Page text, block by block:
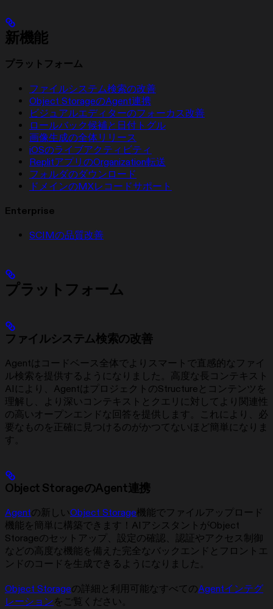
新機能
プラットフォーム
ファイルシステム検索の改善
Object StorageのAgent連携
ビジュアルエディターのフォーカス改善
ロールバック候補と日付トグル
画像生成の全体リリース
iOSのライブアクティビティ
ReplitアプリのOrganization転送
フォルダのダウンロード
ドメインのMXレコードサポート
Enterprise
SCIMの品質改善
プラットフォーム
ファイルシステム検索の改善
Agentはコードベース全体でよりスマートで直感的なファイ
ル検索を提供するようになりました。高度な長コンテキスト
AIにより、AgentはプロジェクトのStructureとコンテンツを
理解し、より深いコンテキストとクエリに対してより関連性
の高いオープンエンドな回答を提供します。これにより、必
要なものを正確に見つけるのがかつてないほど簡単になりま
す。
Object StorageのAgent連携
Agentの新しいObject Storage機能でファイルアップロード
機能を簡単に構築できます！AIアシスタントがObject
Storageのセットアップ、設定の確認、認証やアクセス制御
などの高度な機能を備えた完全なバックエンドとフロントエ
ンドのコードを生成できるようになりました。
Object Storageの詳細と利用可能なすべてのAgentインテグ
レーションをご覧ください。